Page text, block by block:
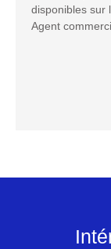
disponibles sur
Agent